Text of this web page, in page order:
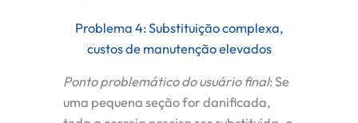
Problema 4: Substituição complexa,
custos de manutenção elevados
Ponto problemático do usuário final: Se
uma pequena seção for danificada,